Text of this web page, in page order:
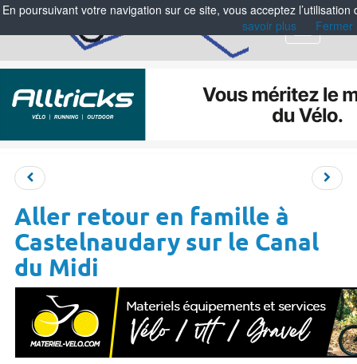
Menu
Aller retour en famille à
Castelnaudary sur le Canal
du Midi
En poursuivant votre navigation sur ce site, vous acceptez
savoir plus
Fermer